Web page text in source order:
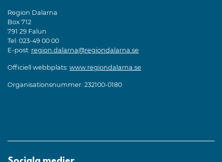
Region Dalarna
Box 712
791 29 Falun
Tel: 023-49 00 00
E-post: region.dalarna@regiondalarna.se
Officiell webbplats: www.regiondalarna.se
Organisationsnummer: 232100-0180